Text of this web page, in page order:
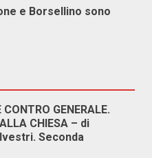
e Borsellino sono
CONTRO GENERALE.
CHIESA – di
Seconda